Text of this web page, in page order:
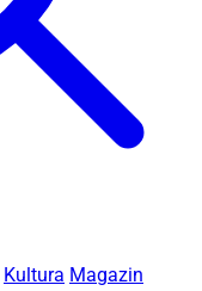
Kultura Magazin